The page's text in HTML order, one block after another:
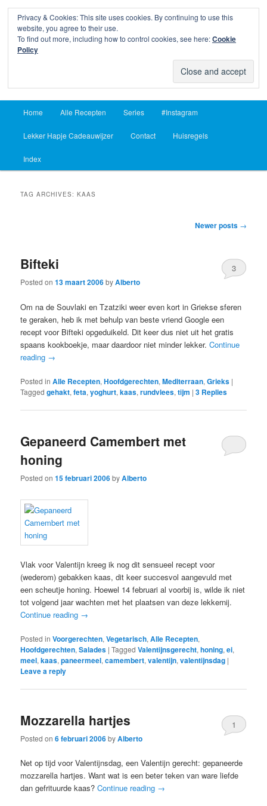
Lekker Hapje
Skip
to
primary
content
Skip
to
secondary
content
Home Alle Recepten Series #Instagram
Lekker Hapje Cadeauwijzer Contact Huisregels
Index
TAG ARCHIVES:KAAS
Newer posts →
Bifteki
Posted on13 maart 2006byAlberto
3
Om na de Souvlaki en Tzatziki weer even kort in Griekse sferen
te geraken, heb ik met behulp van beste vriend Google een
recept voor Bifteki opgeduikeld. Dit keer dus niet uit het gratis
spaans kookboekje, maar daardoor niet minder lekker.Continue
reading →
Posted in Alle Recepten,Hoofdgerechten,Mediterraan,Grieks |
Tagged gehakt,feta,yoghurt,kaas,rundvlees,tijm |3 Replies
Gepaneerd Camembert met
honing
Posted on15 februari 2006byAlberto
Vlak voor Valentijn kreeg ik nog dit sensueel recept voor
(wederom) gebakken kaas, dit keer succesvol aangevuld met
een scheutje honing. Hoewel 14 februari al voorbij is, wilde ik niet
tot volgend jaar wachten met het plaatsen van deze lekkernij.
Continue reading →
Posted in Voorgerechten,Vegetarisch,Alle Recepten,
Hoofdgerechten,Salades |Tagged Valentijnsgerecht,honing,ei,
meel,kaas,paneermeel,camembert,valentijn,valentijnsdag |
Leave a reply
Mozzarella hartjes
Posted on6 februari 2006byAlberto
1
Net op tijd voor Valentijnsdag, een Valentijn gerecht: gepaneerde
mozzarella hartjes. Want wat is een beter teken van ware liefde
dan gefrituurde kaas?Continue reading →
Privacy & Cookies: This site uses cookies. By continuing to use this
website, you agree to their use.
To find out more, including how to control cookies, see here:Cookie
Policy